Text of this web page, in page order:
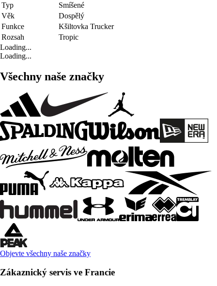
Typ
Smíšené
Věk
Dospělý
Funkce
Kšiltovka Trucker
Rozsah
Tropic
Loading...
Loading...
Všechny naše značky
Objevte všechny naše značky
Zákaznický servis ve Francie